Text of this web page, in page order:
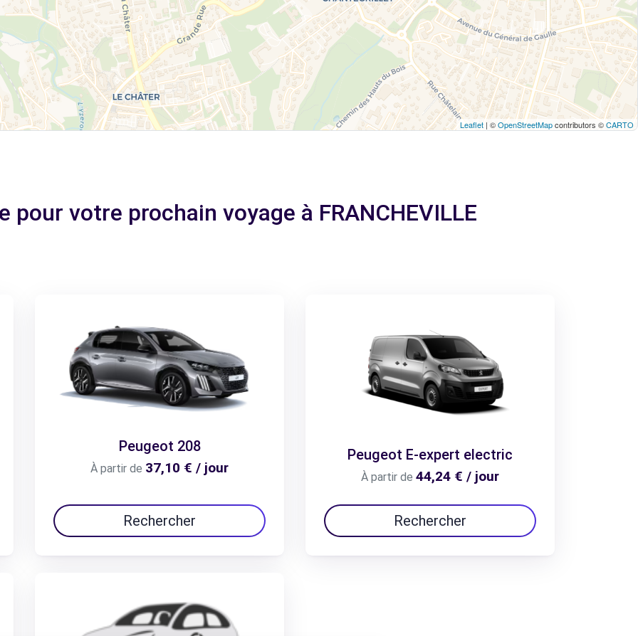
Leaflet | ©OpenStreetMapcontributors ©CARTO
pour votre prochain voyage à FRANCHEVILLE
Peugeot 208
À partir de 37,10 € / jour
Rechercher
Peugeot E-expert electric
À partir de 44,24 € / jour
Rechercher